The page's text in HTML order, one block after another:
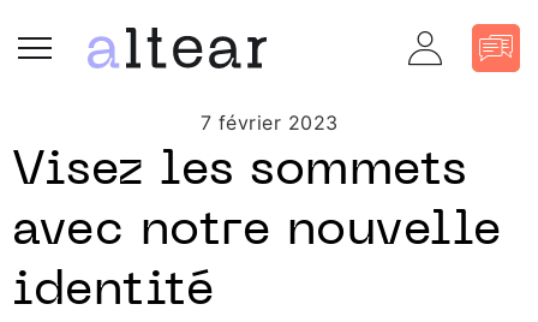
7 février 2023
Visez les sommets
avec notre nouvelle
identité